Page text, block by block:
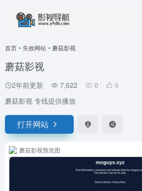
首页 • 失效网站 • 蘑菇影视
蘑菇影视
2年前更新 7,622 0 0
蘑菇影视 专线提供播放
打开网站
蘑菇影视预览图